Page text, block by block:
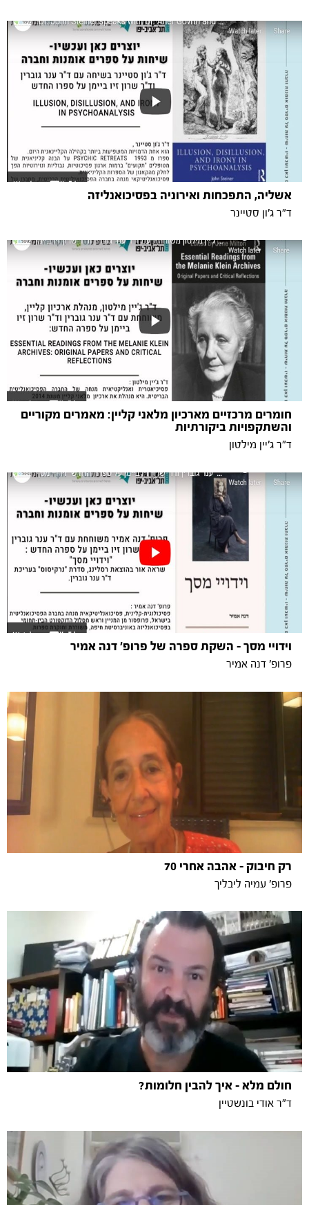
אשליה, התפכחות ואירוניה בפסיכואנליזה
ד"ר ג'ון סטיינר
חומרים מרכזיים מארכיון מלאני קליין: מאמרים מקוריים
והשתקפויות ביקורתיות
ד"ר ג'יין מילטון
וידויי מסך - השקת ספרה של פרופ' דנה אמיר
פרופ' דנה אמיר
רק חיבוק – אהבה אחרי 70
פרופ' עמיה ליבליך
חולם מלא - איך להבין חלומות?
ד"ר אודי בונשטיין